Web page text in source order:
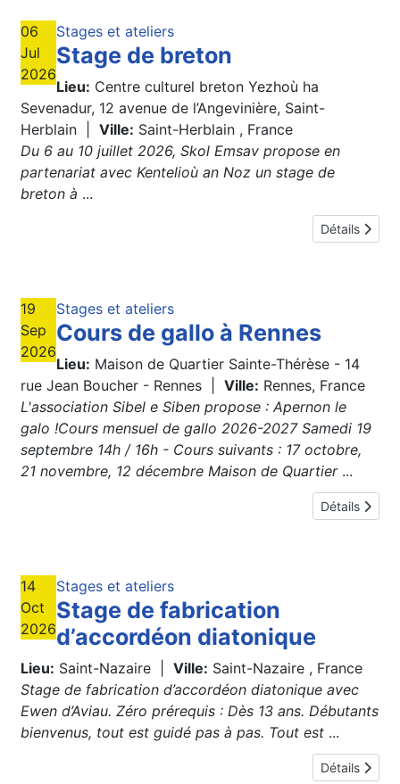
06
Jul
2026
Stages et ateliers
Stage de breton
Lieu: Centre culturel breton Yezhoù ha
Sevenadur, 12 avenue de l’Angevinière, Saint-
Herblain
Ville: Saint-Herblain , France
Du 6 au 10 juillet 2026, Skol Emsav propose en
partenariat avec Kentelioù an Noz un stage de
breton à ...
Détails
19
Sep
2026
Stages et ateliers
Cours de gallo à Rennes
Lieu: Maison de Quartier Sainte-Thérèse - 14
rue Jean Boucher - Rennes
Ville: Rennes, France
L'association Sibel e Siben propose : Apernon le
galo !Cours mensuel de gallo 2026-2027 Samedi 19
septembre 14h / 16h - Cours suivants : 17 octobre,
21 novembre, 12 décembre Maison de Quartier...
Détails
14
Oct
2026
Stages et ateliers
Stage de fabrication
d’accordéon diatonique
Lieu: Saint-Nazaire Ville: Saint-Nazaire , France
Stage de fabrication d’accordéon diatonique avec
Ewen d’Aviau. Zéro prérequis : Dès 13 ans. Débutants
bienvenus, tout est guidé pas à pas. Tout est ...
Détails